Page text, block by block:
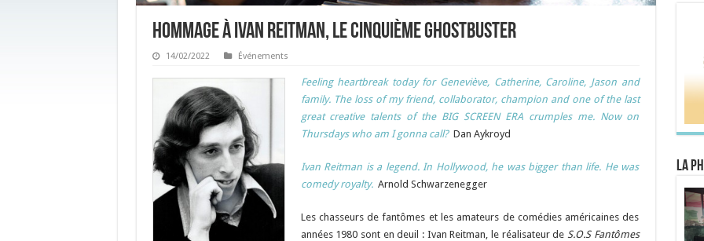
Hommage à Ivan Reitman, le cinquième Ghostbuster
14/02/2022 Événements
Feeling heartbreak today for Geneviève, Catherine, Caroline, Jason and
family. The loss of my friend, collaborator, champion and one of the last
great creative talents of the BIG SCREEN ERA crumples me. Now on
Thursdays who am I gonna call? Dan Aykroyd
Ivan Reitman is a legend. In Hollywood, he was bigger than life. He was
comedy royalty. Arnold Schwarzenegger
Les chasseurs de fantômes et les amateurs de comédies américaines des
années 1980 sont en deuil : Ivan Reitman, le réalisateur de S.O.S Fantômes
La